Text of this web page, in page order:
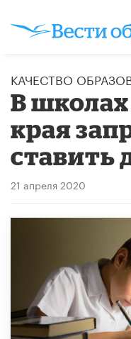
КАЧЕСТВО
В
края
ставить
21 апреля 2020